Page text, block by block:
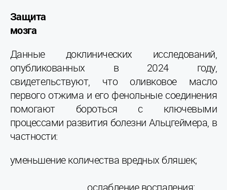
Защита
мозга
Данные доклинических исследований,
опубликованных в 2024 году,
свидетельствуют, что оливковое масло
первого отжима и его фенольные соединения
помогают бороться с ключевыми
процессами развития болезни Альцгеймера, в
частности:
уменьшение количества вредных бляшек;
ослабление воспаления;